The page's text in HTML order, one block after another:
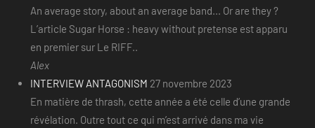
An average story, about an average band... Or are they ?
L’article Sugar Horse : heavy without pretense est apparu
en premier sur Le RIFF..
Alex
INTERVIEW ANTAGONISM 27 novembre 2023
En matière de thrash, cette année a été celle d’une grande
révélation. Outre tout ce qui m’est arrivé dans ma vie